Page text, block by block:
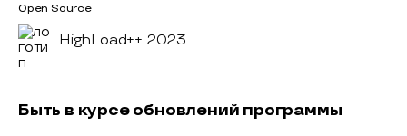
Open Source
HighLoad++ 2023
Быть в курсе обновлений программы